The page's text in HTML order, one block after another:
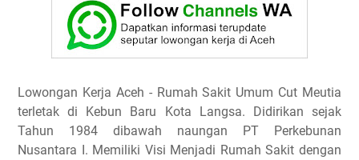
Lowongan Kerja Aceh - Rumah Sakit Umum Cut Meutia
terletak di Kebun Baru Kota Langsa. Didirikan sejak
Tahun 1984 dibawah naungan PT Perkebunan
Nusantara I. Memiliki Visi Menjadi Rumah Sakit dengan